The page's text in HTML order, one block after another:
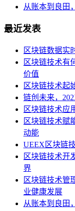
从账本到良田
最近发表
区块链数据实
区块链技术有
价值
区块链技术起
链创未来，
区块链技术应
区块链技术赋
动能
UEEX区块链
区块链技术开
界
区块链技术管
业健康发展
从账本到良田